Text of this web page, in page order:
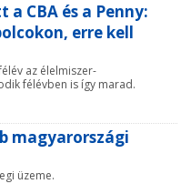
CBA és a Penny:
erre kell
az élelmiszer-
félévben is így marad.
magyarországi
üzeme.